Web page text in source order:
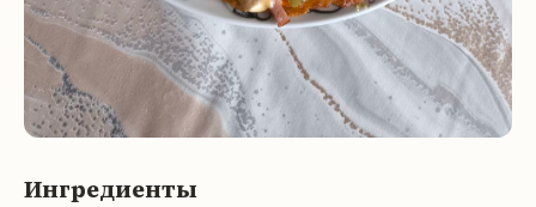
Ингредиенты